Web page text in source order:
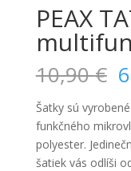
PEAX
10,90€
Šatky sú
funkčného
polyester.
šatiek vás odlíši